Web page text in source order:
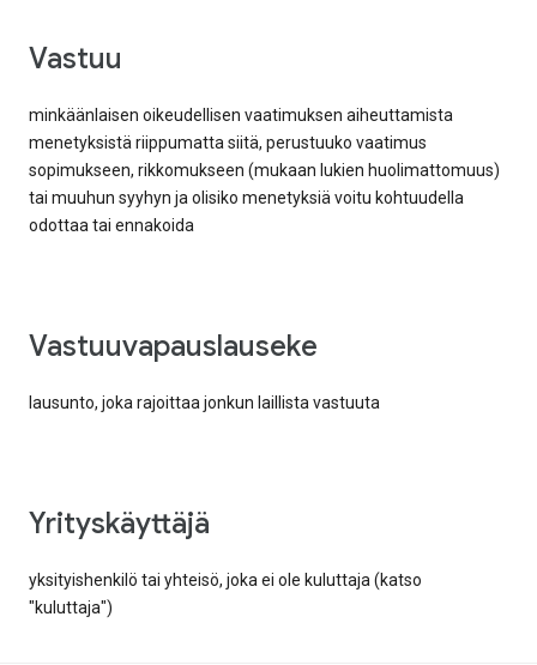
vastuu
minkäänlaisen oikeudellisen vaatimuksen aiheuttamista
menetyksistä riippumatta siitä, perustuuko vaatimus
sopimukseen, rikkomukseen (mukaan lukien huolimattomuus)
tai muuhun syyhyn ja olisiko menetyksiä voitu kohtuudella
odottaa tai ennakoida
vastuuvapauslauseke
lausunto, joka rajoittaa jonkun laillista vastuuta
yrityskäyttäjä
yksityishenkilö tai yhteisö, joka ei ole kuluttaja (katso
"kuluttaja")